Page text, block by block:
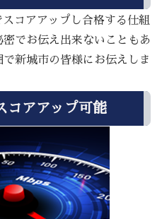
コアアップし合格する仕組
でお伝え出来ないこともあ
新城市の皆様にお伝えしま
コアアップ可能